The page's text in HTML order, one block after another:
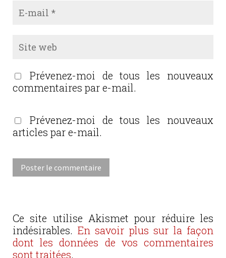
Prévenez-moi de tous les nouveaux
commentaires par e-mail.
Prévenez-moi de tous les nouveaux
articles par e-mail.
Ce site utilise Akismet pour réduire les
indésirables. En savoir plus sur la façon
dont les données de vos commentaires
sont traitées.